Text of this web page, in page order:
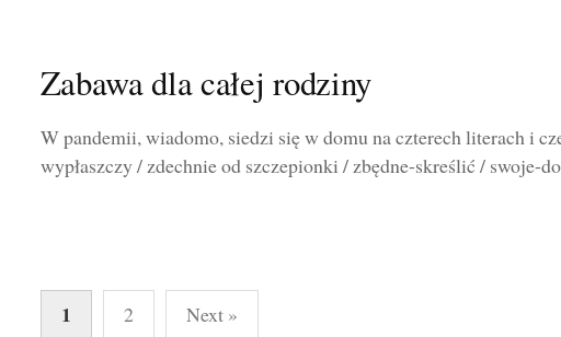
Zabawa dla całej rodziny
W pandemii, wiadomo, siedzi się w domu na czterech literach i
wypłaszczy / zdechnie od szczepionki / zbędne-skreślić / swoje-
Stronicowanie
1 2 Next »